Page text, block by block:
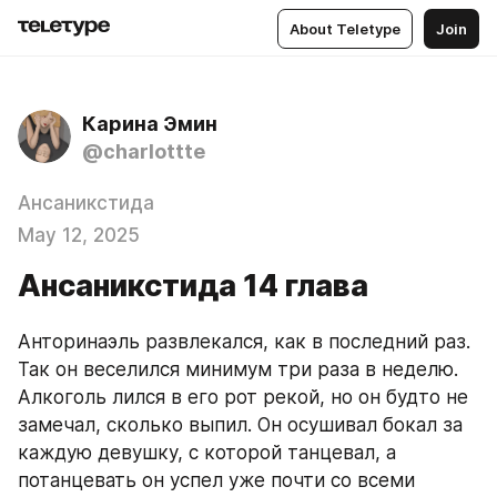
About Teletype Join
Карина Эмин
@charlottte
Ансаникстида
May 12, 2025
Ансаникстида 14 глава
Анторинаэль развлекался, как в последний раз.
Так он веселился минимум три раза в неделю.
Алкоголь лился в его рот рекой, но он будто не
замечал, сколько выпил. Он осушивал бокал за
каждую девушку, с которой танцевал, а
потанцевать он успел уже почти со всеми